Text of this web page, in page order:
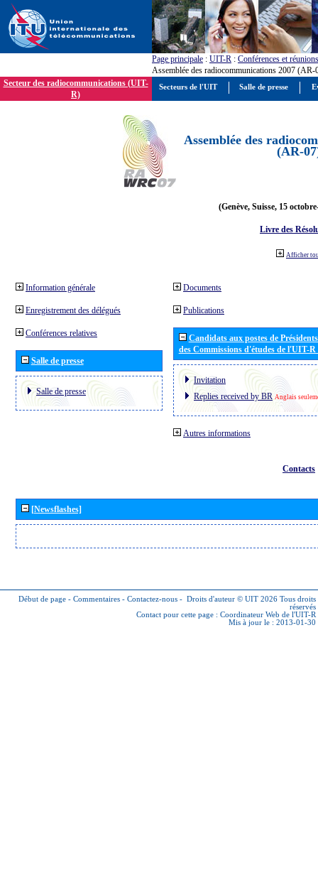
Page principale : UIT-R : Conférences et réunions
Assemblée des radiocommunications 2007 (AR-
Secteur des radiocommunications (UIT-
R)
Assemblée des
(AR-
(Genève, Suisse, 15
Livre des
Afficher
Information générale
Enregistrement des délégués
Conférences relatives
Salle de presse
Salle de presse
Documents
Publications
Candidats aux postes de
des Commissions d'études de l'UIT-
Invitation
Replies received by BR Anglais
Autres informations
Contacts
[Newsflashes]
Début de page - Commentaires - Contactez-nous - Droits d'auteur © UIT 2026 Tous droits
réservés
Contact pour cette page : Coordinateur Web de l'UIT-R
Mis à jour le : 2013-01-30
Secteurs de l'UIT Salle de presse